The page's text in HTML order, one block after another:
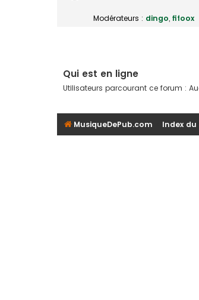
Modérateurs : dingo, fifoox
Qui est en ligne
Utilisateurs parcourant ce forum :
MusiqueDePub.com Index